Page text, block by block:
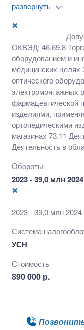
оптического
электромонтажных
фармацевтической
розничная
медицинских
рекламных
медицины прочая
развернуть
✖
ОКВЭД: 46.69.8
оборудованием и
медицинских целях
оптического
электромонтажных
фармацевтической
изделиями,
ортопедическими
магазинах 73.11
Деятельность в
Обороты
2023 - 39,0 млн
✖
2023 - 39,0 млн
Система
УСН
Стоимость
890 000 р.